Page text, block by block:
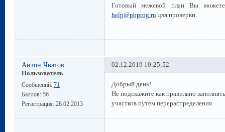
Готовый межевой план Вы можете
help@pbprog.ruдля проверки.
Антон Чватов
Пользователь
Сообщений: 71
Баллов: 56
Регистрация: 28.02.2013
02.12.2019 10:25:52
Добрый день!
Не подскажите как правильно
участков путем перераспределения